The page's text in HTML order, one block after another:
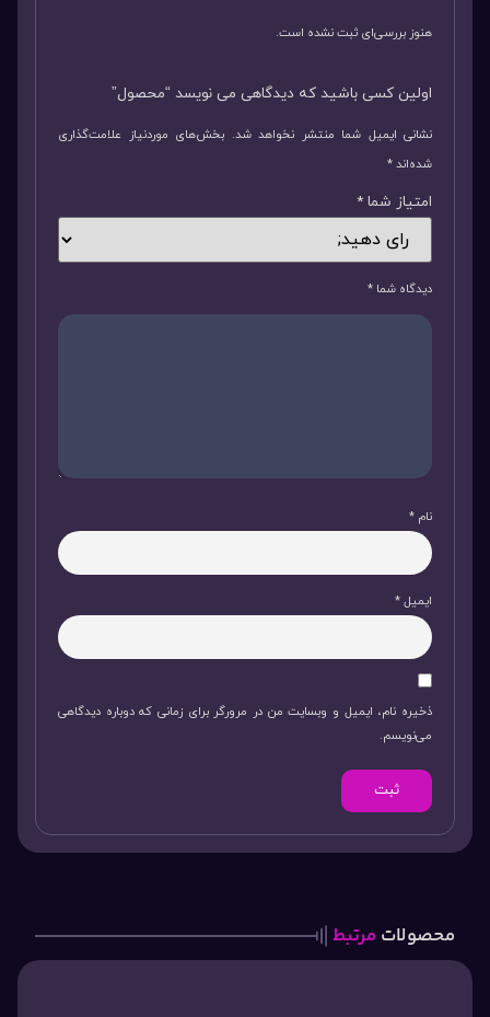
هنوز بررسی‌ای ثبت نشده است.
اولین کسی باشید که دیدگاهی می نویسد “محصول”
نشانی ایمیل شما منتشر نخواهد شد. بخش‌های موردنیاز علامت‌گذاری
شده‌اند*
امتیاز شما *
دیدگاه شما *
نام *
ایمیل*
ذخیره نام، ایمیل و وبسایت من در مرورگر برای زمانی که دوباره دیدگاهی
می‌نویسم.
محصولات مرتبط